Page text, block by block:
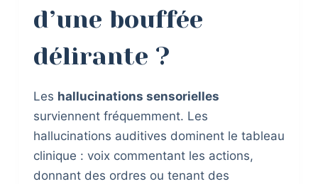
d’une bouffée
délirante ?
Les hallucinations sensorielles
surviennent fréquemment. Les
hallucinations auditives dominent le tableau
clinique : voix commentant les actions,
donnant des ordres ou tenant des